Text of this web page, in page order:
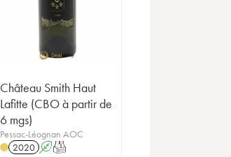
Château Smith Haut
Lafitte (CBO à partir de
6 mgs)
Pessac-Léognan AOC
2020 AT